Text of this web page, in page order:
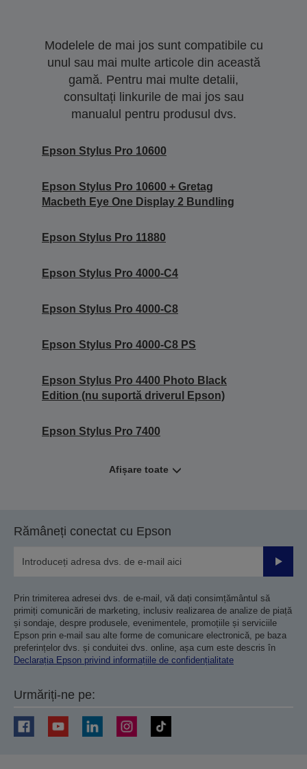
Modelele de mai jos sunt compatibile cu
unul sau mai multe articole din această
gamă. Pentru mai multe detalii,
consultați linkurile de mai jos sau
manualul pentru produsul dvs.
Epson Stylus Pro 10600
Epson Stylus Pro 10600 + Gretag
Macbeth Eye One Display 2 Bundling
Epson Stylus Pro 11880
Epson Stylus Pro 4000-C4
Epson Stylus Pro 4000-C8
Epson Stylus Pro 4000-C8 PS
Epson Stylus Pro 4400 Photo Black
Edition (nu suportă driverul Epson)
Epson Stylus Pro 7400
Afișare toate
Rămâneți conectat cu Epson
Prin trimiterea adresei dvs. de e-mail, vă dați consimțământul să
primiți comunicări de marketing, inclusiv realizarea de analize de piață
și sondaje, despre produsele, evenimentele, promoțiile și serviciile
Epson prin e-mail sau alte forme de comunicare electronică, pe baza
preferințelor dvs. și conduitei dvs. online, așa cum este descris în
Declarația Epson privind informațiile de confidențialitate
Urmăriți-ne pe: